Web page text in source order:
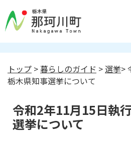
トップ >暮らしのガイド > 選挙>
栃木県知事選挙について
令和2年11月15日執
選挙について